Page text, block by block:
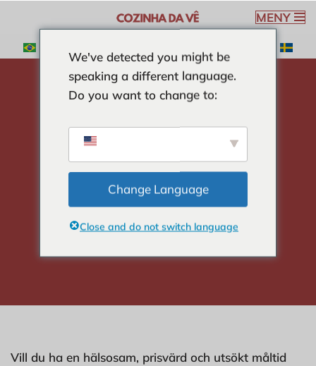
till
MENY
Kikärtsallad med
tonfisk
Vill du ha en hälsosam, prisvärd och utsökt måltid
We've detected you might be
speaking a different language.
Do you want to change to:
Change Language
Close and do not switch language